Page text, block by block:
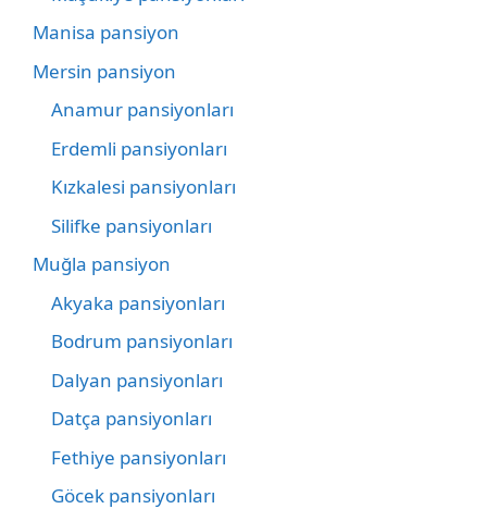
Manisa pansiyon
Mersin pansiyon
Anamur pansiyonları
Erdemli pansiyonları
Kızkalesi pansiyonları
Silifke pansiyonları
Muğla pansiyon
Akyaka pansiyonları
Bodrum pansiyonları
Dalyan pansiyonları
Datça pansiyonları
Fethiye pansiyonları
Göcek pansiyonları